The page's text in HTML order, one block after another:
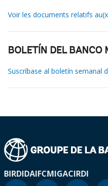
Voir les documents relatifs
BOLETÍN DEL BANCO
Suscríbase al boletín semanal
BIRDIDAIFCMIGACIRDI